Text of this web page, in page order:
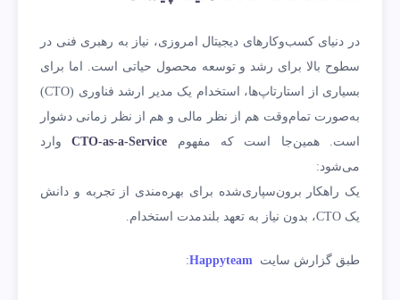
در دنیای کسب‌وکارهای دیجیتال امروزی، نیاز به رهبری فنی در
سطوح بالا برای رشد و توسعه محصول حیاتی است. اما برای
بسیاری از استارتاپ‌ها، استخدام یک مدیر ارشد فناوری (CTO)
به‌صورت تمام‌وقت هم از نظر مالی و هم از نظر زمانی دشوار
است. همین‌جا است که مفهوم CTO-as-a-Serviceوارد
می‌شود:
یک راهکار برون‌سپاری‌شده برای بهره‌مندی از تجربه و دانش
یک CTO، بدون نیاز به تعهد بلندمدت استخدام.
طبق گزارش سایت Happyteam
: